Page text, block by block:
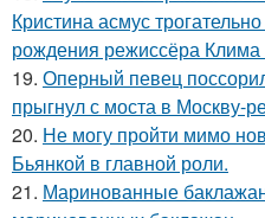
Кристина асмус
рождения режиссёра
19. Оперный певец
прыгнул с моста в Москву-
20. Не могу пройти мимо
Бьянкой в главной роли.
21. Маринованные